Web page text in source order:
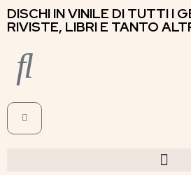
DISCHI IN VINILE DI TUTTI I
RIVISTE, LIBRI E TANTO